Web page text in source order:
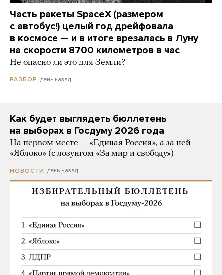
Часть ракеты SpaceX (размером
с автобус!) целый год дрейфовала
в космосе — и в итоге врезалась в Луну
на скорости 8700 километров в час
Не опасно ли это для Земли?
РАЗБОР день назад
Как будет выглядеть бюллетень
на выборах в Госдуму 2026 года
На первом месте — «Единая Россия», а за ней —
«Яблоко» (с лозунгом «За мир и свободу»)
НОВОСТИ день назад